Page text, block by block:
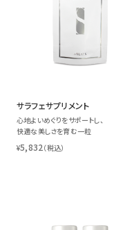
サラフェサプリメント
心地よいめぐりをサポートし、
快適な美しさを育む一粒
¥5,832（税込）